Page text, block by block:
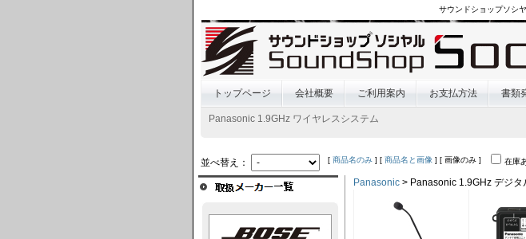
サウンドショップソシ
トップページ 会社概要 ご利用案内 お支払方法 書類
Panasonic 1.9GHz ワイヤレスシステム
並べ替え： [ 商品名のみ ] [ 商品名と画像 ] [ 画像のみ ] 在庫
Panasonic > Panasonic 1.9GHz デジタ